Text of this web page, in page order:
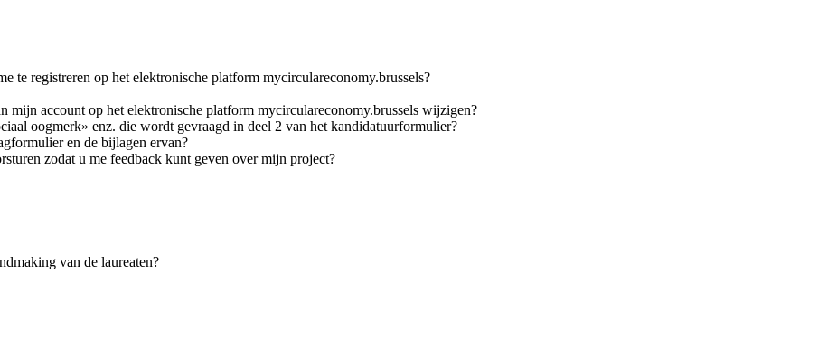
te registreren op het elektronische platform mycirculareconomy.brussels?
mijn account op het elektronische platform mycirculareconomy.brussels wijzigen?
oogmerk» enz. die wordt gevraagd in deel 2 van het kandidatuurformulier?
en de bijlagen ervan?
zodat u me feedback kunt geven over mijn project?
van de laureaten?